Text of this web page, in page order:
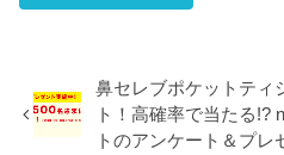
鼻セレブポケットティ
ト！高確率で当たる!?
トのアンケート＆プレ